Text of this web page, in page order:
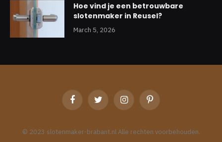
Hoe vind je een betrouwbare
slotenmaker in Reusel?
March 5, 2026
FacebookTwitter InstagramPinterest
© 2023 slotenmaker-brabant.nl Alle rechten voorbehouden.